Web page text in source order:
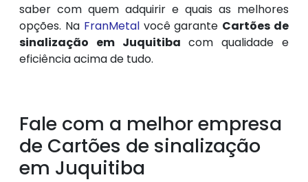
saber com quem adquirir e quais as melhores
opções. Na FranMetalvocê garante Cartões de
sinalização em Juquitiba com qualidade e
eficiência acima de tudo.
Fale com a melhor empresa
de Cartões de sinalização
em Juquitiba